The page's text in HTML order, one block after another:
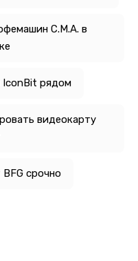
C.M.A. в
IconBit рядом
видеокарту
срочно